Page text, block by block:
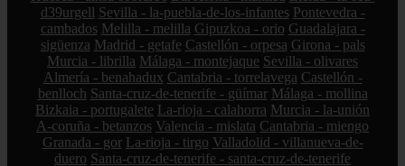
d39urgell Sevilla - la-puebla-de-los-infantes Pontevedra -
cambados Melilla - melilla Gipuzkoa - orio Guadalajara -
sigüenza Madrid - getafe Castellón - orpesa Girona - pals
Murcia - librilla Málaga - montejaque Sevilla - olivares
Almería - benahadux Cantabria - torrelavega Castellón -
benlloch Santa-cruz-de-tenerife - güímar Málaga - mollina
Bizkaia - portugalete La-rioja - calahorra Murcia - la-unión
A-coruña - betanzos Valencia - mislata Cantabria - miengo
Granada - gor La-rioja - tirgo Valladolid - villanueva-de-
duero Santa-cruz-de-tenerife - santa-cruz-de-tenerife